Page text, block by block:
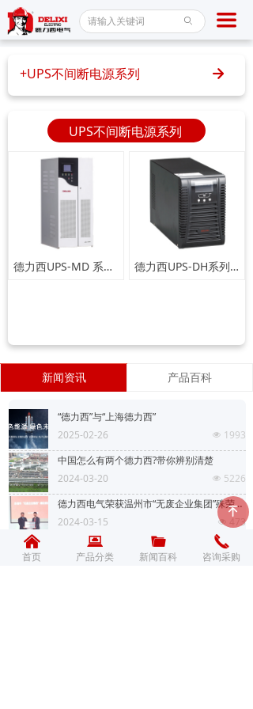
ꄙ 끀
首页
稳压器
产品中心
关于我们
UPS不间断电源系列
德力西UPS-MD 系列工频在线式不间断电源 德力西UPS-DH系列高频在线式不间断电源
+UPS不间断电源系列 녒
낀
首页
뀵
产品分类
끆
新闻百科
끅
咨询采购
新闻资讯 产品百科
“德力西”与“上海德力西”
넶 1993
2025-02-26
中国怎么有两个德力西?带你辨别清楚
넶 5226
2024-03-20
德力西电气荣获温州市“无废企业集团”殊荣，共赴零碳未来
넶 473
2024-03-15
넶 502
2024-03-09
녠
낀
首页
뀵
产品分类
끆
新闻百科
끅
咨询采购